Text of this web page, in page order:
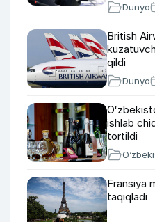
Dunyo
British
qildi
Dunyo
ishlab
tortildi
Fransiya
taqiqladi